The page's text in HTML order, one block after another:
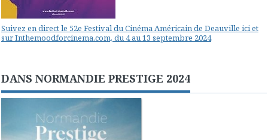
Suivez en direct le 52e Festival du Cinéma Américain de Deauville ici et
sur Inthemoodforcinema.com, du 4 au 13 septembre 2024
DANS NORMANDIE PRESTIGE 2024